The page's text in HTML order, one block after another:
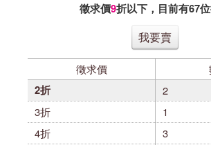
徵求價9折以下，目前有67
我要賣
徵求價
2折
2
3折
1
4折
3